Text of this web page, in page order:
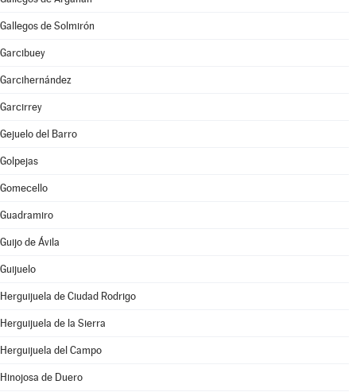
Gallegos de Solmirón
Garcibuey
Garcihernández
Garcirrey
Gejuelo del Barro
Golpejas
Gomecello
Guadramiro
Guijo de Ávila
Guijuelo
Herguijuela de Ciudad Rodrigo
Herguijuela de la Sierra
Herguijuela del Campo
Hinojosa de Duero